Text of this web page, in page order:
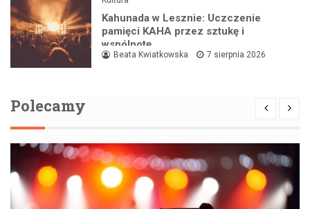
Kahunada w Lesznie: Uczczenie
pamięci KAHA przez sztukę i
wspólnotę
Beata Kwiatkowska 7 sierpnia 2026
Polecamy